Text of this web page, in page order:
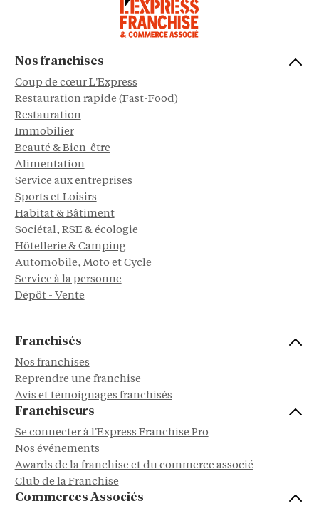
Nos franchises
Coup de cœur L'Express
Restauration rapide (Fast-Food)
Restauration
Immobilier
Beauté & Bien-être
Alimentation
Service aux entreprises
Sports et Loisirs
Habitat & Bâtiment
Sociétal, RSE & écologie
Hôtellerie & Camping
Automobile, Moto et Cycle
Service à la personne
Dépôt - Vente
Franchisés
Nos franchises
Reprendre une franchise
Avis et témoignages franchisés
Franchiseurs
Se connecter à l'Express Franchise Pro
Nos événements
Awards de la franchise et du commerce associé
Club de la Franchise
Commerces Associés